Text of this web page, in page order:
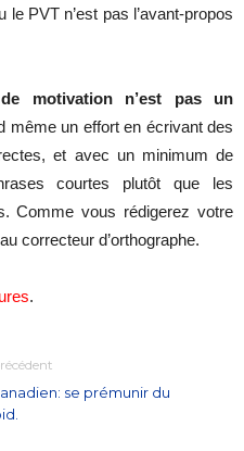
le PVT n’est pas l’avant-propos
motivation n’est pas un
même un effort en écrivant des
et avec un minimum de
courtes plutôt que les
Comme vous rédigerez votre
correcteur d’orthographe.
.
se prémunir du